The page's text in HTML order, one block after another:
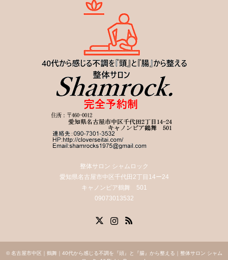
整体サロン シャムロック
愛知県名古屋市中区千代田2丁目14ー24
キャノンピア鶴舞 501
09073013532
© 名古屋市中区｜鶴舞｜40代から感じる不調を『頭』と『腸』から整える｜整体サロン シャム